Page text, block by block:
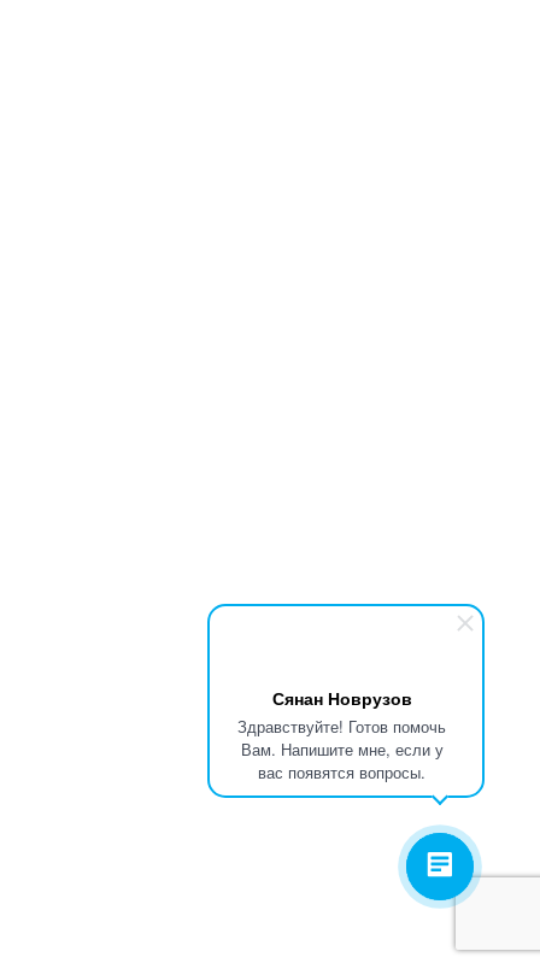
Сянан Новрузов
Здравствуйте! Готов помочь
Вам. Напишите мне, если у
вас появятся вопросы.